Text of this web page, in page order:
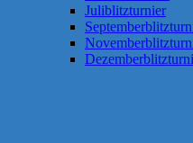
Juliblitzturnier